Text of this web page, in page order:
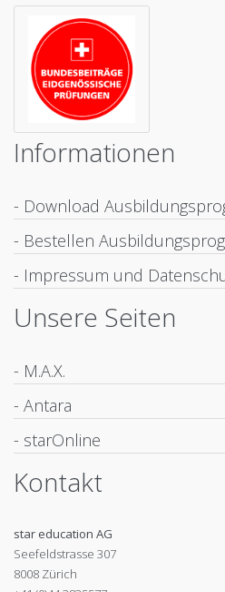
Informationen
- Download
- Bestellen
- Impressum und
Unsere Seiten
- M.A.X.
- Antara
- starOnline
Kontakt
star education AG
Seefeldstrasse 307
8008 Zürich